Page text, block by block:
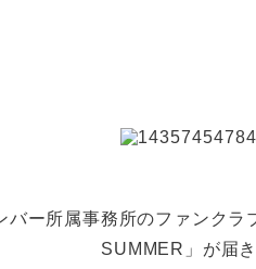
バー所属事務所のファンク
SUMMER」が届き